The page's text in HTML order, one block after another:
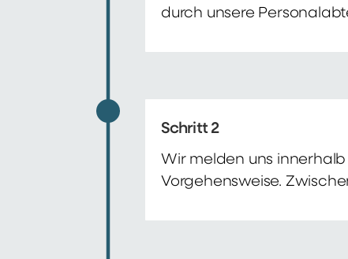
durch unsere
Schritt 2
Wir melden uns
Vorgehensweise.